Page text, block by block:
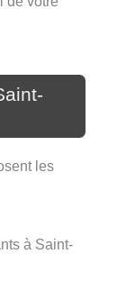
les
à Saint-